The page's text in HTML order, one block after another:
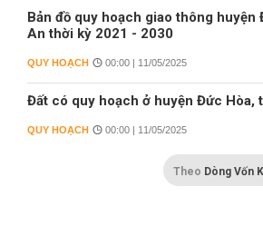
Bản đồ quy hoạch giao thông huyện
An thời kỳ 2021 - 2030
QUY HOẠCH 00:00 | 11/05/2025
Đất có quy hoạch ở huyện Đức Hòa,
QUY HOẠCH 00:00 | 11/05/2025
Theo Dòng Vốn